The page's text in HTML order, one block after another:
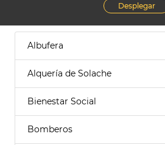
Desplegar
Albufera
Alquería de Solache
Bienestar Social
Bomberos